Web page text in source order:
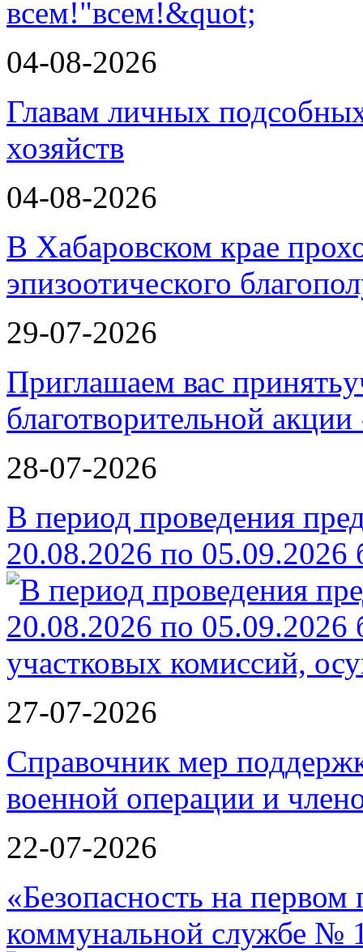
всем!"
04-08-2026
Главам личных
хозяйств
04-08-2026
В Хабаровском крае
эпизоотического
29-07-2026
Приглашаем вас
благотворительной
28-07-2026
В период проведения
20.08.2026 по 05.09.2026
27-07-2026
Справочник мер
военной операции и
22-07-2026
«Безопасность на
коммунальной службе №